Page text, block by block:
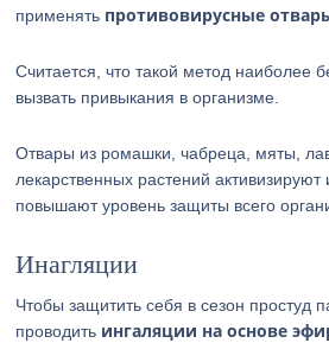
применять противовирусные
Считается, что такой метод наиболее
вызвать привыкания в организме.
Отвары из ромашки, чабреца, мяты,
лекарственных растений
повышают уровень защиты всего
Инагляции
Чтобы защитить себя в сезон простуд
проводить ингаляции на основе